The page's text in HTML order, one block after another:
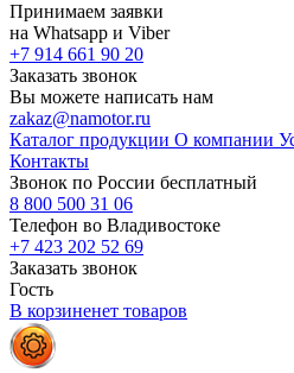
Принимаем заявки
на Whatsapp и Viber
+7 914 661 90 20
Заказать звонок
Вы можете написать нам
zakaz@namotor.ru
Каталог продукции О компании
Контакты
Звонок по России бесплатный
8 800 500 31 06
Телефон во Владивостоке
+7 423 202 52 69
Заказать звонок
Гость
В корзиненет товаров